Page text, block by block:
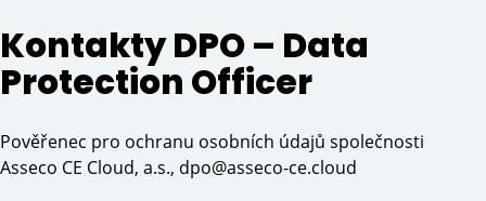
Kontakty DPO – Data
Protection Officer
Pověřenec pro ochranu osobních údajů společnosti
Asseco CE Cloud, a.s., dpo@asseco-ce.cloud